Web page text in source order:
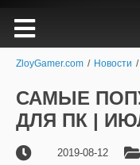
ZloyGamer.com / Новости /
САМЫЕ
ДЛЯ ПК |
2019-08-12